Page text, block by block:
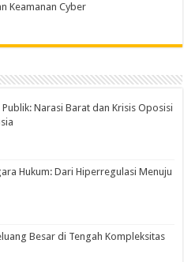
Keamanan Cyber
Narasi Barat dan Krisis Oposisi
Hukum: Dari Hiperregulasi Menuju
Besar di Tengah Kompleksitas